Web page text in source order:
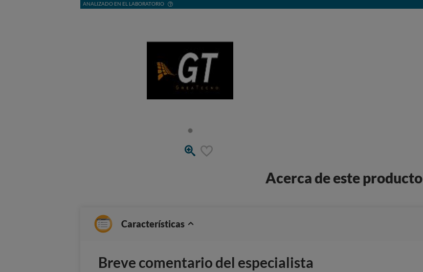
ANALIZADO EN EL LABORATORIO
Acerca de este producto
Características
Breve comentario del especialista